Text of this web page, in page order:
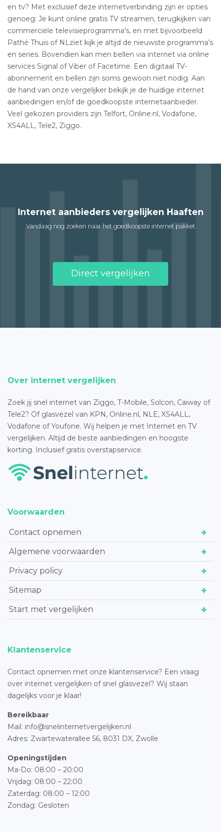
en tv? Met exclusief deze internetverbinding zijn er opties
genoeg: Je kunt online gratis TV streamen, terugkijken van
commerciële televisieprogramma’s, en met bijvoorbeeld
Pathé Thuis of NLziet kijk je altijd de nieuwste programma’s
en series. Bovendien kan men bellen via internet via online
services Signal of Viber of Facetime. Een digitaal TV-
abonnement en bellen zijn soms gewoon niet nodig. Aan
de hand van onze vergelijker bekijk je de huidige internet
aanbiedingen en/of de goedkoopste internetaanbieder.
Veel gekozen providers zijn Telfort, Online.nl, Vodafone,
XS4ALL, Tele2, Ziggo.
Internet aanbieders vergelijken Haaften
Vandaag nog zoeken naar het goedkoopste internet pakket
Direct vergelijken
Over internet vergelijken
Zoek jij snel internet van Ziggo, T-Mobile, Solcon, Caiway of
Tele2? Of glasvezel van KPN, Online.nl, NLE, XS4ALL,
Vodafone of Youfone. Wij helpen je met Internet en TV
vergelijken. Altijd de beste aanbiedingen en hoogste
korting. Inclusief gratis overstapservice.
Voorwaarden
Contact opnemen
Algemene voorwaarden
Privacy policy
Sitemap
Start met vergelijken
Klantenservice
Contact opnemen met onze klantenservice? Een vraag
over internet vergelijken of snel glasvezel? Wij staan
dagelijks voor je klaar!
Bereikbaar
Mail: info@snelinternetvergelijken.nl
Adres: Zwartewaterallee 56, 8031 DX, Zwolle
Openingstijden
Ma-Do: 08:00 – 20:00
Vrijdag: 08:00 – 22:00
Zaterdag: 08:00 – 12:00
Zondag: Gesloten